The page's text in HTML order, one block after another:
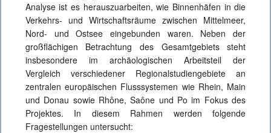
Analyse ist es herauszuarbeiten, wie Binnenhäfen in die
Verkehrs- und Wirtschaftsräume zwischen Mittelmeer,
Nord- und Ostsee eingebunden waren. Neben der
großflächigen Betrachtung des Gesamtgebiets steht
insbesondere im archäologischen Arbeitsteil der
Vergleich verschiedener Regionalstudiengebiete an
zentralen europäischen Flusssystemen wie Rhein, Main
und Donau sowie Rhône, Saône und Po im Fokus des
Projektes. In diesem Rahmen werden folgende
Fragestellungen untersucht: